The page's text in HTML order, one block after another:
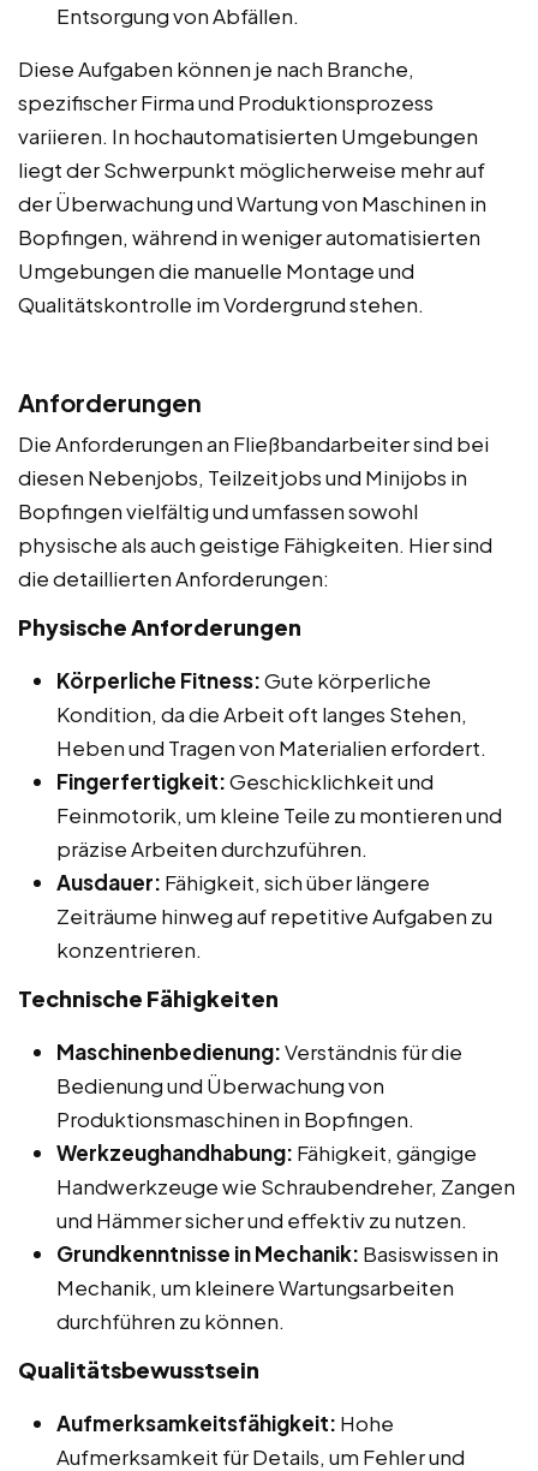
Entsorgung von Abfällen.
Diese Aufgaben können je nach Branche,
spezifischer Firma und Produktionsprozess
variieren. In hochautomatisierten Umgebungen
liegt der Schwerpunkt möglicherweise mehr auf
der Überwachung und Wartung von Maschinen in
Bopfingen, während in weniger automatisierten
Umgebungen die manuelle Montage und
Qualitätskontrolle im Vordergrund stehen.
Anforderungen
Die Anforderungen an Fließbandarbeiter sind bei
diesen Nebenjobs, Teilzeitjobs und Minijobs in
Bopfingen vielfältig und umfassen sowohl
physische als auch geistige Fähigkeiten. Hier sind
die detaillierten Anforderungen:
Physische Anforderungen
Körperliche Fitness:Gute körperliche
Kondition, da die Arbeit oft langes Stehen,
Heben und Tragen von Materialien erfordert.
Fingerfertigkeit:Geschicklichkeit und
Feinmotorik, um kleine Teile zu montieren und
präzise Arbeiten durchzuführen.
Ausdauer: Fähigkeit, sich über längere
Zeiträume hinweg auf repetitive Aufgaben zu
konzentrieren.
Technische Fähigkeiten
Maschinenbedienung:Verständnis für die
Bedienung und Überwachung von
Produktionsmaschinen in Bopfingen.
Werkzeughandhabung: Fähigkeit, gängige
Handwerkzeuge wie Schraubendreher, Zangen
und Hämmer sicher und effektiv zu nutzen.
Grundkenntnisse in Mechanik: Basiswissen in
Mechanik, um kleinere Wartungsarbeiten
durchführen zu können.
Qualitätsbewusstsein
Aufmerksamkeitsfähigkeit: Hohe
Aufmerksamkeit für Details, um Fehler und